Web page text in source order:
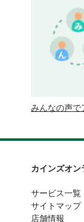
みんなの声で
カインズオン
サービス一覧
サイトマップ
店舗情報